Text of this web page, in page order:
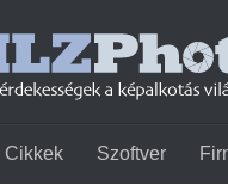
Cikkek Szoftver